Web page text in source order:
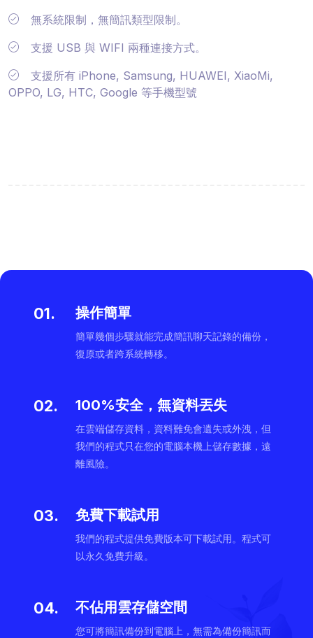
無系統限制，無簡訊類型限制。
支援 USB 與 WIFI 兩種連接方式。
支援所有 iPhone, Samsung, HUAWEI, XiaoMi,
OPPO, LG, HTC, Google 等手機型號
01. 操作簡單
簡單幾個步驟就能完成簡訊聊天記錄的備份，
復原或者跨系統轉移。
02. 100%安全，無資料丟失
在雲端儲存資料，資料難免會遺失或外洩，但
我們的程式只在您的電腦本機上儲存數據，遠
離風險。
03. 免費下載試用
我們的程式提供免費版本可下載試用。程式可
以永久免費升級。
04. 不佔用雲存儲空間
您可將簡訊備份到電腦上，無需為備份簡訊而